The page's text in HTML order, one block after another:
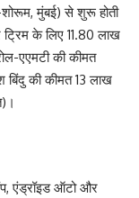
मुंबई) से शुरू होती
के लिए 11.80 लाख
एएमटी की कीमत
की कीमत 13 लाख
एंड्रॉइड ऑटो और